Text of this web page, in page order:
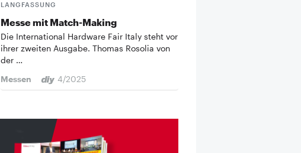
LANGFASSUNG
Messe mit Match-Making
Die International Hardware Fair Italy steht vor
ihrer zweiten Ausgabe. Thomas Rosolia von
der …
Messen
4/2025